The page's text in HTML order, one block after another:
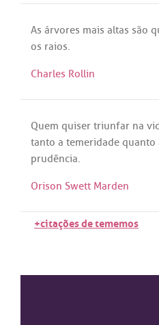
As árvores mais altas são
os raios.
Charles Rollin
Quem quiser triunfar na
tanto a temeridade quanto
prudência.
Orison Swett Marden
+citações de tememos